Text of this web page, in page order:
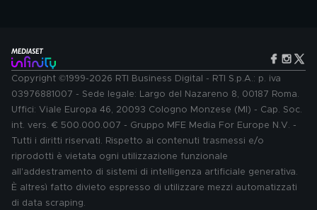
Copyright ©1999-2026 RTI Business Digital - RTI S.p.A.: p. iva
03976881007 - Sede legale: Largo del Nazareno 8, 00187 Roma.
Uffici: Viale Europa 46, 20093 Cologno Monzese (MI) - Cap. Soc.
int. vers. € 500.000.007 - Gruppo MFE Media For Europe N.V. -
Tutti i diritti riservati. Rispetto ai contenuti trasmessi e/o
riprodotti è vietata ogni utilizzazione funzionale
all'addestramento di sistemi di intelligenza artificiale generativa.
È altresì fatto divieto espresso di utilizzare mezzi automatizzati
di data scraping.